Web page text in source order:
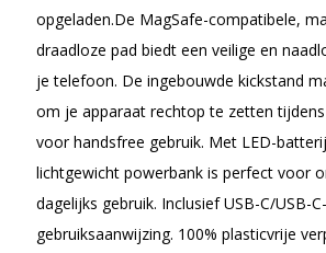
opgeladen.De MagSafe-compatibele,
draadloze pad biedt een veilige en
je telefoon. De ingebouwde kickstand
om je apparaat rechtop te zetten
voor handsfree gebruik. Met LED-
lichtgewicht powerbank is perfect voor
dagelijks gebruik. Inclusief USB-C/USB-
gebruiksaanwijzing. 100% plasticvrije